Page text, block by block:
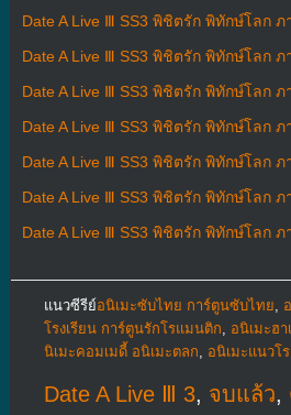
Date A Live Ⅲ SS3 พิชิตรัก พิทักษ์โลก
Date A Live Ⅲ SS3 พิชิตรัก พิทักษ์โลก
Date A Live Ⅲ SS3 พิชิตรัก พิทักษ์โลก
Date A Live Ⅲ SS3 พิชิตรัก พิทักษ์โลก
Date A Live Ⅲ SS3 พิชิตรัก พิทักษ์โลก
Date A Live Ⅲ SS3 พิชิตรัก พิทักษ์โลก
Date A Live Ⅲ SS3 พิชิตรัก พิทักษ์โลก
แนวซีรีย์อนิเมะซับไทย การ์ตูนซับไทย
โรงเรียน การ์ตูนรักโรแมนติก
อนิเมะฮา
นิเมะคอมเมดี้ อนิเมะตลก
อนิเมะแนวโ
Date A Live Ⅲ 3, จบแล้ว,